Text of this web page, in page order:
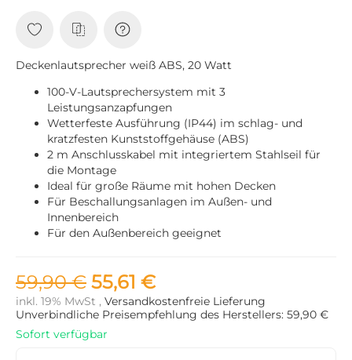
Deckenlautsprecher weiß ABS, 20 Watt
100-V-Lautsprechersystem mit 3
Leistungsanzapfungen
Wetterfeste Ausführung (IP44) im schlag- und
kratzfesten Kunststoffgehäuse (ABS)
2 m Anschlusskabel mit integriertem Stahlseil für
die Montage
Ideal für große Räume mit hohen Decken
Für Beschallungsanlagen im Außen- und
Innenbereich
Für den Außenbereich geeignet
59,90 € 55,61 €
inkl. 19% MwSt , Versandkostenfreie Lieferung
Unverbindliche Preisempfehlung des Herstellers: 59,90 €
Sofort verfügbar